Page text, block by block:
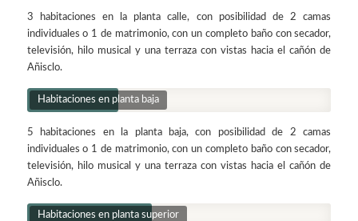
3 habitaciones en la planta calle, con posibilidad de 2 camas
individuales o 1 de matrimonio, con un completo baño con secador,
televisión, hilo musical y una terraza con vistas hacia el cañón de
Añisclo.
Habitaciones en planta baja
5 habitaciones en la planta baja, con posibilidad de 2 camas
individuales o 1 de matrimonio, con un completo baño con secador,
televisión, hilo musical y una terraza con vistas hacia el cañón de
Añisclo.
Habitaciones en planta superior